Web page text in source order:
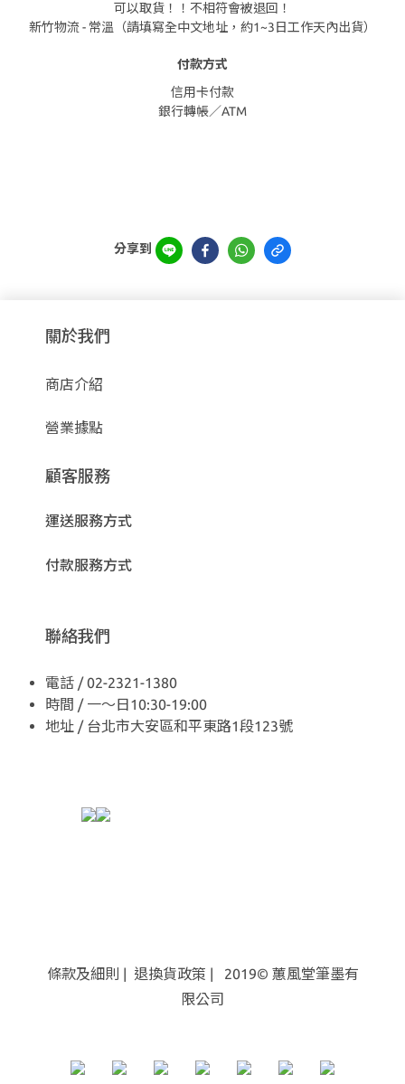
可以取貨！！不相符會被退回！
新竹物流 - 常溫（請填寫全中文地址，約1~3日工作天內出貨）
付款方式
信用卡付款
銀行轉帳／ATM
分享到
關於我們
商店介紹
營業據點
顧客服務
運送服務方式
付款服務方式
聯絡我們
電話 / 02-2321-1380
時間 / 一～日10:30-19:00
地址 / 台北市大安區和平東路1段123號
條款及細則 | 退換貨政策 | 2019© 蕙風堂筆墨有
限公司